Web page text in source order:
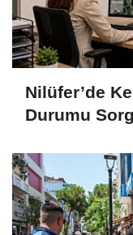
Nilüfer’de
Durumu